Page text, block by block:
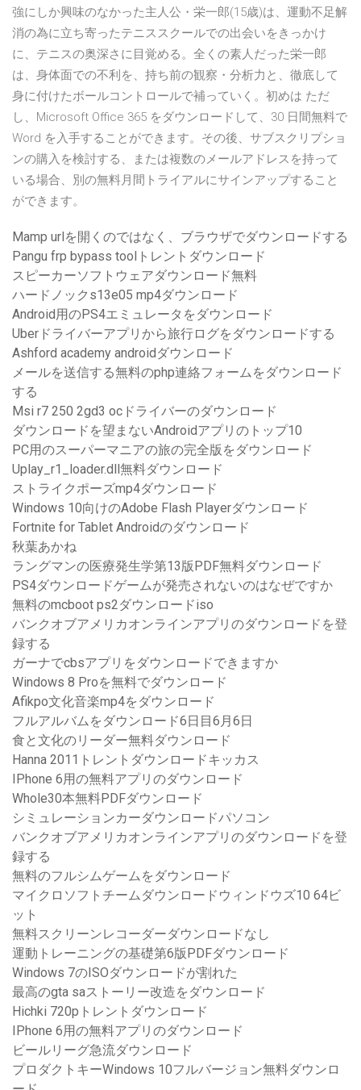
強にしか興味のなかった主人公・栄一郎(15歳)は、運動不足解
消の為に立ち寄ったテニススクールでの出会いをきっかけ
に、テニスの奥深さに目覚める。全くの素人だった栄一郎
は、身体面での不利を、持ち前の観察・分析力と、徹底して
身に付けたボールコントロールで補っていく。初めは ただ
し、Microsoft Office 365 をダウンロードして、30 日間無料で
Word を入手することができます。その後、サブスクリプショ
ンの購入を検討する、または複数のメールアドレスを持って
いる場合、別の無料月間トライアルにサインアップすること
ができます。
Mamp urlを開くのではなく、ブラウザでダウンロードする
Pangu frp bypass toolトレントダウンロード
スピーカーソフトウェアダウンロード無料
ハードノックs13e05 mp4ダウンロード
Android用のPS4エミュレータをダウンロード
Uberドライバーアプリから旅行ログをダウンロードする
Ashford academy androidダウンロード
メールを送信する無料のphp連絡フォームをダウンロード
する
Msi r7 250 2gd3 ocドライバーのダウンロード
ダウンロードを望まないAndroidアプリのトップ10
PC用のスーパーマニアの旅の完全版をダウンロード
Uplay_r1_loader.dll無料ダウンロード
ストライクポーズmp4ダウンロード
Windows 10向けのAdobe Flash Playerダウンロード
Fortnite for Tablet Androidのダウンロード
秋葉あかね
ラングマンの医療発生学第13版PDF無料ダウンロード
PS4ダウンロードゲームが発売されないのはなぜですか
無料のmcboot ps2ダウンロードiso
バンクオブアメリカオンラインアプリのダウンロードを登
録する
ガーナでcbsアプリをダウンロードできますか
Windows 8 Proを無料でダウンロード
Afikpo文化音楽mp4をダウンロード
フルアルバムをダウンロード6日目6月6日
食と文化のリーダー無料ダウンロード
Hanna 2011トレントダウンロードキッカス
IPhone 6用の無料アプリのダウンロード
Whole30本無料PDFダウンロード
シミュレーションカーダウンロードパソコン
バンクオブアメリカオンラインアプリのダウンロードを登
録する
無料のフルシムゲームをダウンロード
マイクロソフトチームダウンロードウィンドウズ10 64ビ
ット
無料スクリーンレコーダーダウンロードなし
運動トレーニングの基礎第6版PDFダウンロード
Windows 7のISOダウンロードが割れた
最高のgta saストーリー改造をダウンロード
Hichki 720pトレントダウンロード
IPhone 6用の無料アプリのダウンロード
ビールリーグ急流ダウンロード
プロダクトキーWindows 10フルバージョン無料ダウンロ